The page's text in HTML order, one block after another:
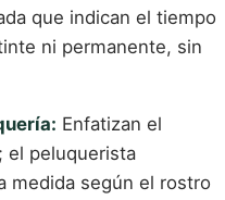
que indican el tiempo
ni permanente, sin
Enfatizan el
el peluquerista
medida según el rostro